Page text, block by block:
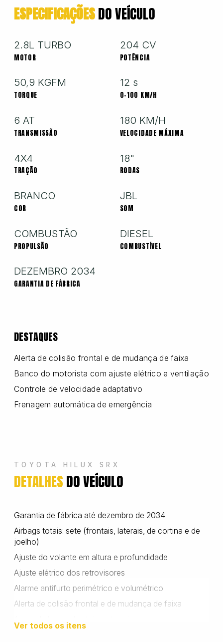
Jeep
Jetour
Troller
ESPECIFICAÇÕESDO VEÍCULO
2.8L TURBO
MOTOR
204 CV
POTÊNCIA
50,9 KGFM
TORQUE
12 s
0-100 KM/H
6 AT
TRANSMISSÃO
180 KM/H
VELOCIDADE MÁXIMA
4X4
TRAÇÃO
18"
RODAS
BRANCO
COR
JBL
SOM
COMBUSTÃO
PROPULSÃO
DIESEL
COMBUSTÍVEL
DEZEMBRO 2034
GARANTIA DE FÁBRICA
DESTAQUES
Alerta de colisão frontal e de mudança de faixa
Banco do motorista com ajuste elétrico e ventilação
Controle de velocidade adaptativo
Frenagem automática de emergência
TOYOTA HILUX SRX
DETALHESDO VEÍCULO
Garantia de fábrica até dezembro de 2034
Airbags totais: sete (frontais, laterais, de cortina e de
joelho)
Ajuste do volante em altura e profundidade
Ajuste elétrico dos retrovisores
Alarme antifurto perimétrico e volumétrico
Alerta de colisão frontal e de mudança de faixa
Ver todos os itens